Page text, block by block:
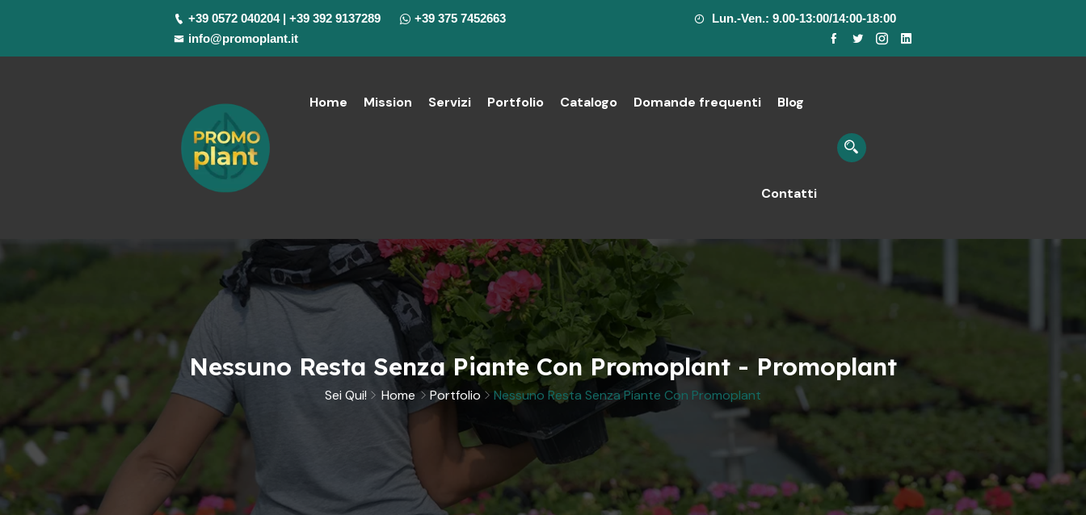
+39 0572 040204 | +39 392 9137289
+39 375 7452663
info@promoplant.it
Lun.-Ven.: 9.00-13:00/14:00-18:00
Home Mission Servizi Portfolio Catalogo Domande frequenti Blog
Contatti
Nessuno Resta Senza Piante Con Promoplant - Promoplant
Sei Qui! Home Portfolio Nessuno Resta Senza Piante Con Promoplant